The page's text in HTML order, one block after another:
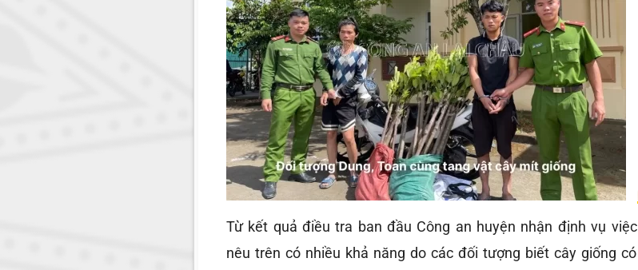
Từ kết quả điều tra ban đầu Công an huyện nhận định vụ việc
nêu trên có nhiều khả năng do các đối tượng biết cây giống có